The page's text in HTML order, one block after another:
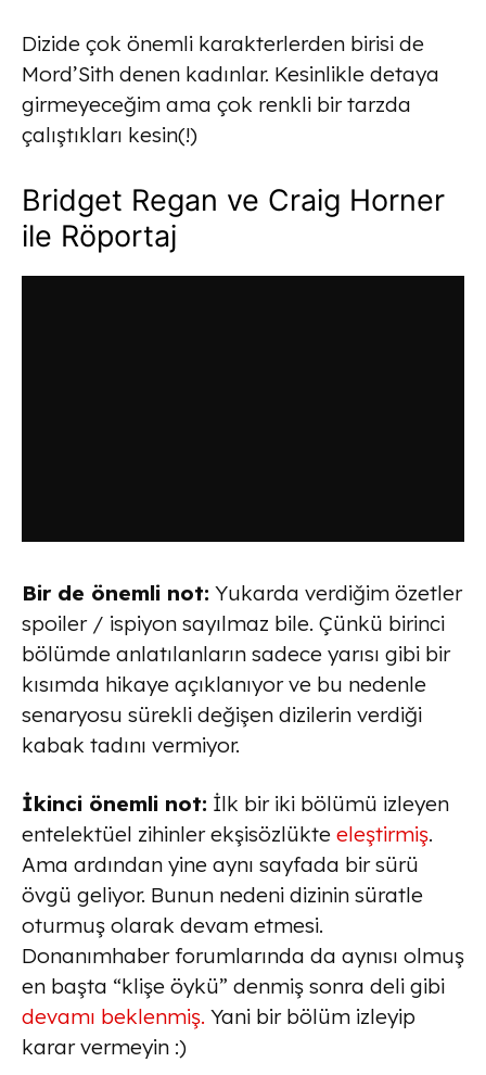
Dizide çok önemli karakterlerden birisi de
Mord’Sith denen kadınlar. Kesinlikle detaya
girmeyeceğim ama çok renkli bir tarzda
çalıştıkları kesin(!)
Bridget Regan ve Craig Horner
ile Röportaj
Bir de önemli not: Yukarda verdiğim özetler
spoiler / ispiyon sayılmaz bile. Çünkü birinci
bölümde anlatılanların sadece yarısı gibi bir
kısımda hikaye açıklanıyor ve bu nedenle
senaryosu sürekli değişen dizilerin verdiği
kabak tadını vermiyor.
İkinci önemli not: İlk bir iki bölümü izleyen
entelektüel zihinler ekşisözlükte eleştirmiş.
Ama ardından yine aynı sayfada bir sürü
övgü geliyor. Bunun nedeni dizinin süratle
oturmuş olarak devam etmesi.
Donanımhaber forumlarında da aynısı olmuş
en başta “klişe öykü” denmiş sonra deli gibi
devamı beklenmiş. Yani bir bölüm izleyip
karar vermeyin :)